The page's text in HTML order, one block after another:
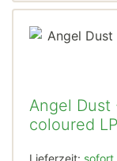
Angel Dust
coloured LP
Lieferzeit: sofort